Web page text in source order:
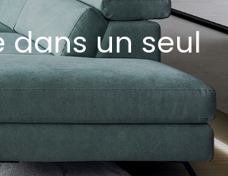
dans un seul